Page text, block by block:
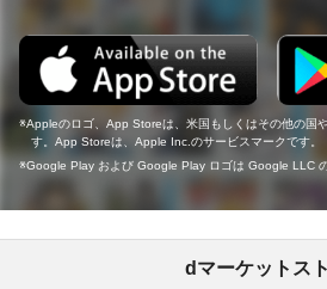
Appleのロゴ、App Storeは、米国もしくはその他の国
す。App Storeは、Apple Inc.のサービスマークです。
Google Play および Google Play ロゴは Google LLC の
dマーケットス